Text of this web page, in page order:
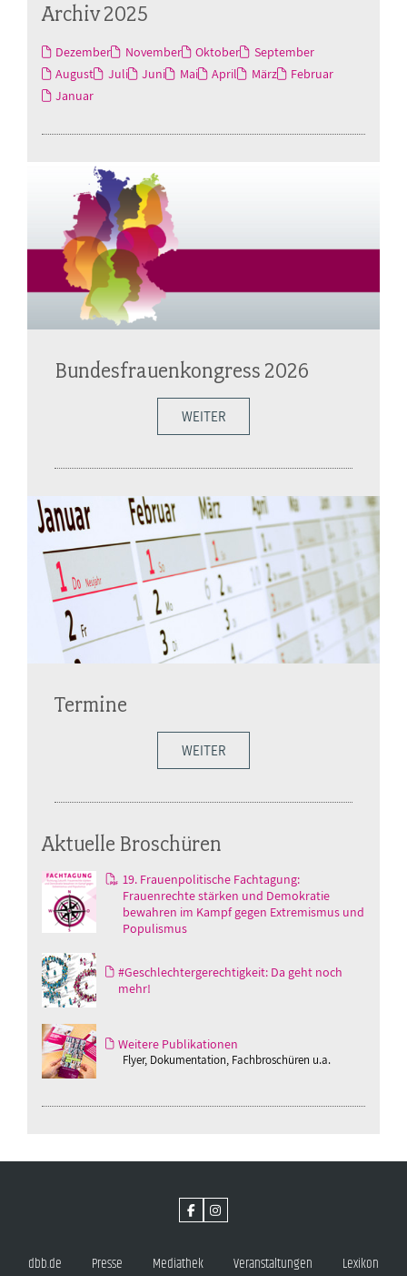
Archiv 2025
Dezember November Oktober
September
August
Juli Juni Mai April März
Februar
Januar
Bundesfrauenkongress 2026
WEITER
Termine
WEITER
Aktuelle Broschüren
19. Frauenpolitische Fachtagung:
Frauenrechte stärken und Demokratie
bewahren im Kampf gegen Extremismus und
Populismus
#Geschlechtergerechtigkeit: Da geht noch
mehr!
Weitere Publikationen
Flyer, Dokumentation, Fachbroschüren u.a.
dbb.de Presse Mediathek Veranstaltungen Lexikon